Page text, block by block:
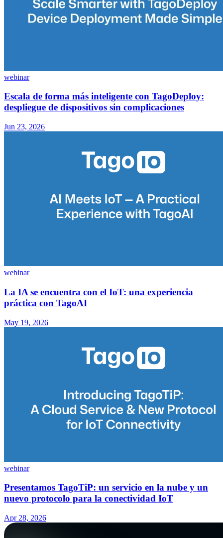
webinar
Escala de forma más inteligente con TagoDeploy:
despliegue de dispositivos sin complicaciones
Jun 23, 2026
webinar
La IA se encuentra con el IoT: una experiencia
práctica con TagoAI
May 19, 2026
webinar
Presentamos TagoTiP: un servicio en la nube y un
nuevo protocolo para la conectividad IoT
Apr 28, 2026